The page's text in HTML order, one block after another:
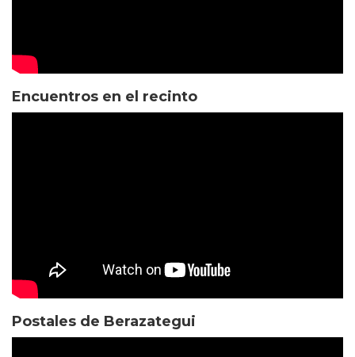
Encuentros en el recinto
Postales de Berazategui